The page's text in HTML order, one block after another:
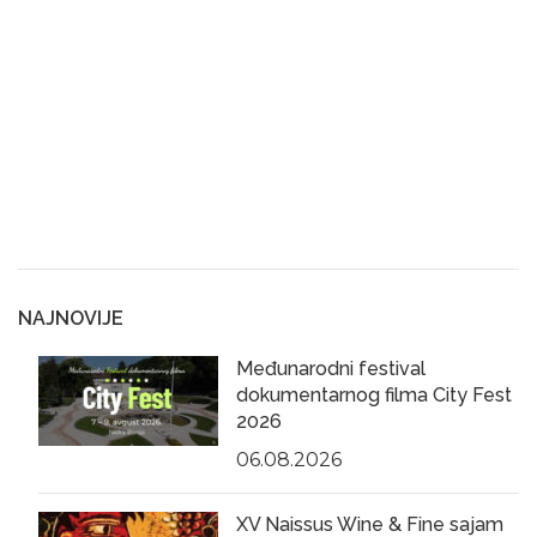
NAJNOVIJE
Međunarodni festival
dokumentarnog filma City Fest
2026
06.08.2026
XV Naissus Wine & Fine sajam